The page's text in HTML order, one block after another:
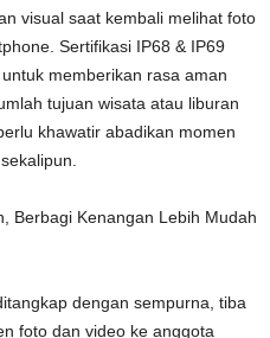
visual saat kembali melihat foto
Sertifikasi IP68 & IP69
memberikan rasa aman
tujuan wisata atau liburan
khawatir abadikan momen
Berbagi Kenangan Lebih Mudah
dengan sempurna, tiba
foto dan video ke anggota